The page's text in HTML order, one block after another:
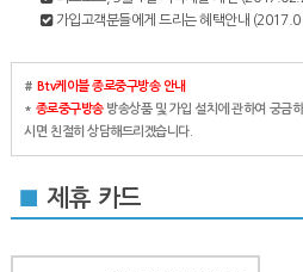
가입고객분들에게 드리는 혜택안내
# Btv케이블 종로중구방송 안내
* 종로중구방송방송상품 및 가입 설치에 관하여 궁금
시면 친절히 상담해드리겠습니다.
■제휴 카드